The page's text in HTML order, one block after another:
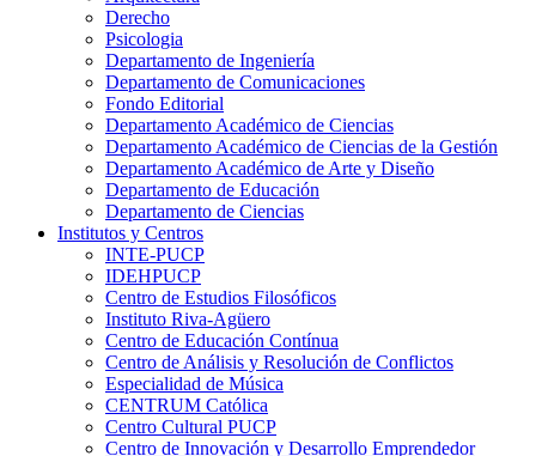
Derecho
Psicologia
Departamento de Ingeniería
Departamento de Comunicaciones
Fondo Editorial
Departamento Académico de Ciencias
Departamento Académico de Ciencias de la Gestión
Departamento Académico de Arte y Diseño
Departamento de Educación
Departamento de Ciencias
Institutos y Centros
INTE-PUCP
IDEHPUCP
Centro de Estudios Filosóficos
Instituto Riva-Agüero
Centro de Educación Contínua
Centro de Análisis y Resolución de Conflictos
Especialidad de Música
CENTRUM Católica
Centro Cultural PUCP
Centro de Innovación y Desarrollo Emprendedor